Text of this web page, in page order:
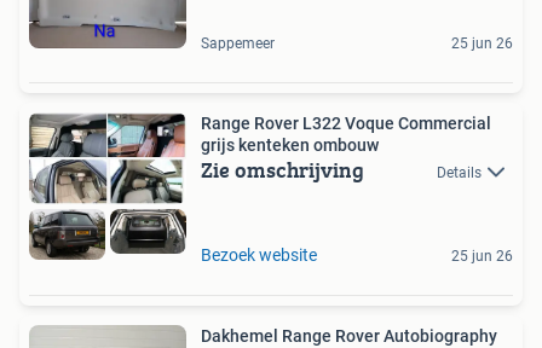
Sappemeer 25 jun 26
Range Rover L322 Voque Commercial
grijs kenteken ombouw
Zie omschrijving Details
Bezoek website 25 jun 26
Dakhemel Range Rover Autobiography